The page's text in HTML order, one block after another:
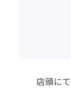
店頭にて